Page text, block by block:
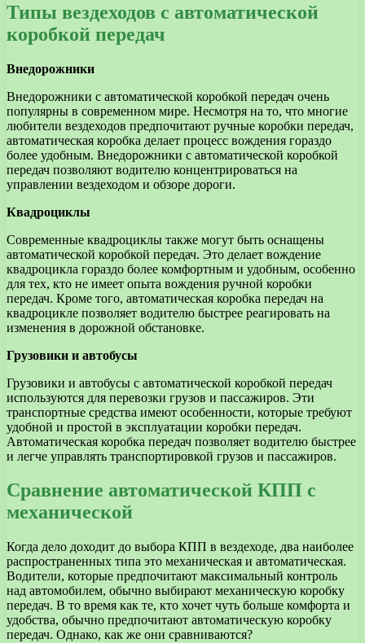
Типы вездеходов с автоматической
коробкой передач
Внедорожники
Внедорожники с автоматической коробкой передач очень
популярны в современном мире. Несмотря на то, что многие
любители вездеходов предпочитают ручные коробки передач,
автоматическая коробка делает процесс вождения гораздо
более удобным. Внедорожники с автоматической коробкой
передач позволяют водителю концентрироваться на
управлении вездеходом и обзоре дороги.
Квадроциклы
Современные квадроциклы также могут быть оснащены
автоматической коробкой передач. Это делает вождение
квадроцикла гораздо более комфортным и удобным, особенно
для тех, кто не имеет опыта вождения ручной коробки
передач. Кроме того, автоматическая коробка передач на
квадроцикле позволяет водителю быстрее реагировать на
изменения в дорожной обстановке.
Грузовики и автобусы
Грузовики и автобусы с автоматической коробкой передач
используются для перевозки грузов и пассажиров. Эти
транспортные средства имеют особенности, которые требуют
удобной и простой в эксплуатации коробки передач.
Автоматическая коробка передач позволяет водителю быстрее
и легче управлять транспортировкой грузов и пассажиров.
Сравнение автоматической КПП с
механической
Когда дело доходит до выбора КПП в вездеходе, два наиболее
распространенных типа это механическая и автоматическая.
Водители, которые предпочитают максимальный контроль
над автомобилем, обычно выбирают механическую коробку
передач. В то время как те, кто хочет чуть больше комфорта и
удобства, обычно предпочитают автоматическую коробку
передач. Однако, как же они сравниваются?